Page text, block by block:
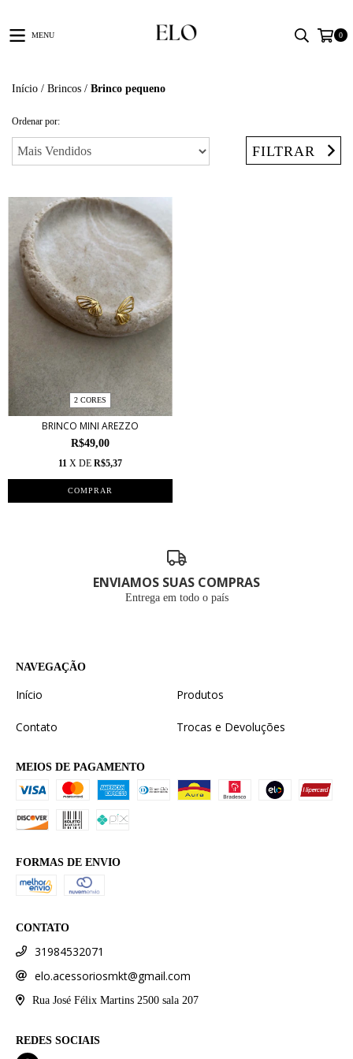
MENU 0
Início / Brincos / Brinco pequeno
Ordenar por:
FILTRAR
2 CORES
BRINCO MINI AREZZO
R$49,00
11 X DE R$5,37
COMPRAR
ENVIAMOS SUAS COMPRAS
Entrega em todo o país
NAVEGAÇÃO
Início Produtos
Contato Trocas e Devoluções
MEIOS DE PAGAMENTO
FORMAS DE ENVIO
CONTATO
31984532071
elo.acessoriosmkt@gmail.com
Rua José Félix Martins 2500 sala 207
REDES SOCIAIS